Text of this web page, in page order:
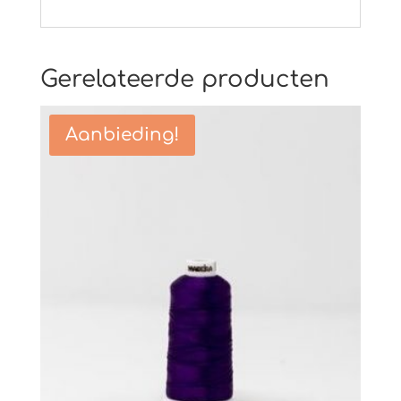
Gerelateerde producten
Aanbieding!